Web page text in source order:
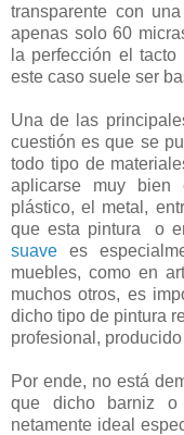
transparente con
apenas solo 60
la perfección el
este caso suele ser
Una de las
cuestión es que se
todo tipo de
aplicarse muy bien
plástico, el metal,
que esta pintura
o
suave es
muebles, como en
muchos otros, es
dicho tipo de pintura
profesional,
Por ende, no está
que dicho barniz
netamente ideal